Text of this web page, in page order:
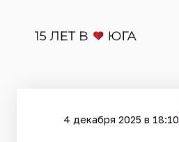
4 декабря 2025 в 18:10